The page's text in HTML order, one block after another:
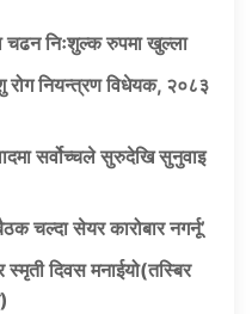
चढन निःशुल्क रुपमा खुल्ला
रोग नियन्त्रण विधेयक, २०८३
सर्वोच्चले सुरुदेखि सुनुवाइ
चल्दा सेयर कारोबार नगर्नू’
दिवस मनाईयो(तस्बिर